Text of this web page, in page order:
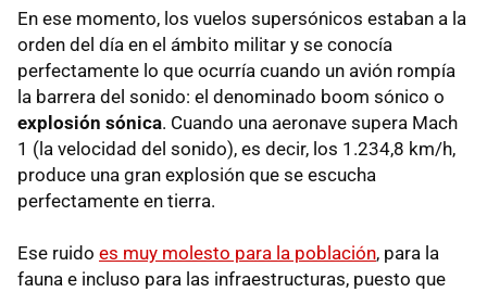
En ese momento, los vuelos supersónicos estaban a la
orden del día en el ámbito militar y se conocía
perfectamente lo que ocurría cuando un avión rompía
la barrera del sonido: el denominado boom sónico o
explosión sónica. Cuando una aeronave supera Mach
1 (la velocidad del sonido), es decir, los 1.234,8 km/h,
produce una gran explosión que se escucha
perfectamente en tierra.
Ese ruido es muy molesto para la población, para la
fauna e incluso para las infraestructuras, puesto que